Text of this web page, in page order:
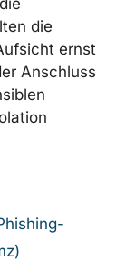
helfen
bei